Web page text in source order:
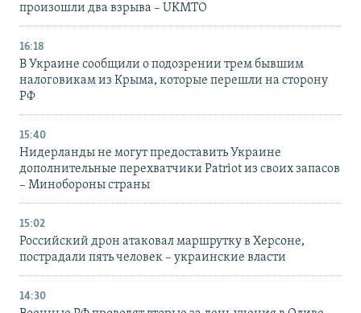
произошли два взрыва – UKMTO
16:18
В Украине сообщили о подозрении трем бывшим
налоговикам из Крыма, которые перешли на сторону
РФ
15:40
Нидерланды не могут предоставить Украине
дополнительные перехватчики Patriot из своих запасов
– Минобороны страны
15:02
Российский дрон атаковал маршрутку в Херсоне,
пострадали пять человек – украинские власти
14:30